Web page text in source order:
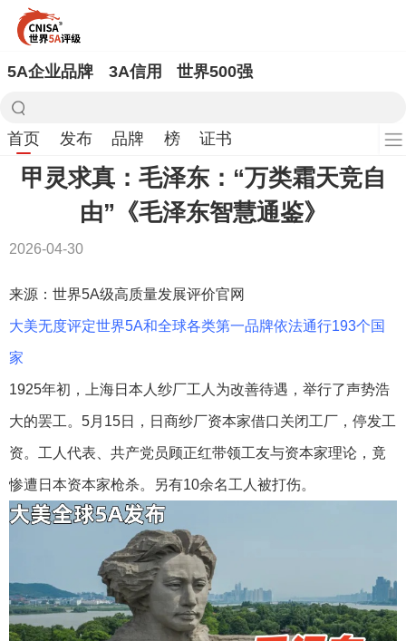
5A企业品牌 3A信用 世界500强
首页 发布 品牌 榜 证书
甲灵求真：毛泽东：“万类霜天竞自
由”《毛泽东智慧通鉴》
2026-04-30
来源：世界5A级高质量发展评价官网
大美无度评定世界5A和全球各类第一品牌依法通行193个国
家
1925年初，上海日本人纱厂工人为改善待遇，举行了声势浩
大的罢工。5月15日，日商纱厂资本家借口关闭工厂，停发工
资。工人代表、共产党员顾正红带领工友与资本家理论，竟
惨遭日本资本家枪杀。另有10余名工人被打伤。